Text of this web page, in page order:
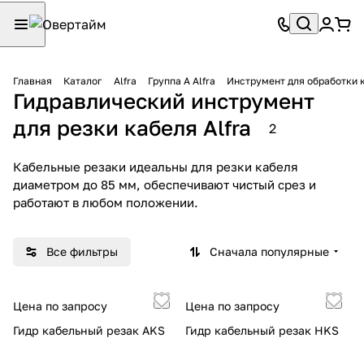
Главная Каталог Alfra Группа A Alfra Инструмент для обработки
Гидравлический инструмент
для резки кабеля Alfra
2
Кабельные резаки идеальны для резки кабеля
диаметром до 85 мм, обеспечивают чистый срез и
работают в любом положении.
Все фильтры Сначала популярные
Цена по запросу
Гидр кабельный резак AKS
Цена по запросу
Гидр кабельный резак HKS